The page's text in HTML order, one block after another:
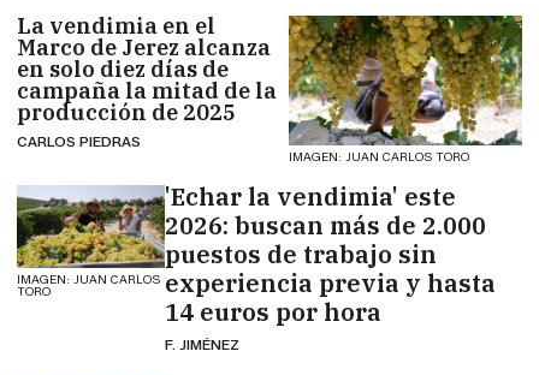
IMAGEN: JUAN CARLOS TORO
La vendimia en el
Marco de Jerez alcanza
en solo diez días de
campaña la mitad de la
producción de 2025
CARLOS PIEDRAS
IMAGEN: JUAN CARLOS
TORO
'Echar la vendimia' este
2026: buscan más de 2.000
puestos de trabajo sin
experiencia previa y hasta
14 euros por hora
F. JIMÉNEZ